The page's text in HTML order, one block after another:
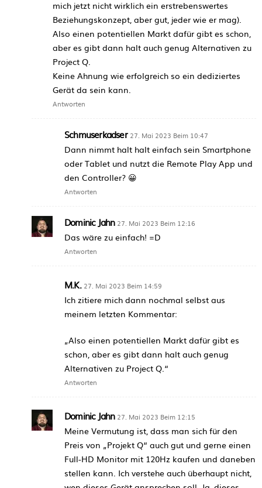
mich jetzt nicht wirklich ein erstrebenswertes
Beziehungskonzept, aber gut, jeder wie er mag).
Also einen potentiellen Markt dafür gibt es schon,
aber es gibt dann halt auch genug Alternativen zu
Project Q.
Keine Ahnung wie erfolgreich so ein dediziertes
Gerät da sein kann.
Antworten
Schmuserkadser 27. Mai 2023 Beim 10:47
Dann nimmt halt halt einfach sein Smartphone
oder Tablet und nutzt die Remote Play App und
den Controller? 😀
Antworten
Dominic Jahn 27. Mai 2023 Beim 12:16
Das wäre zu einfach! =D
Antworten
M.K. 27. Mai 2023 Beim 14:59
Ich zitiere mich dann nochmal selbst aus
meinem letzten Kommentar:
„Also einen potentiellen Markt dafür gibt es
schon, aber es gibt dann halt auch genug
Alternativen zu Project Q.“
Antworten
Dominic Jahn 27. Mai 2023 Beim 12:15
Meine Vermutung ist, dass man sich für den
Preis von „Projekt Q“ auch gut und gerne einen
Full-HD Monitor mit 120Hz kaufen und daneben
stellen kann. Ich verstehe auch überhaupt nicht,